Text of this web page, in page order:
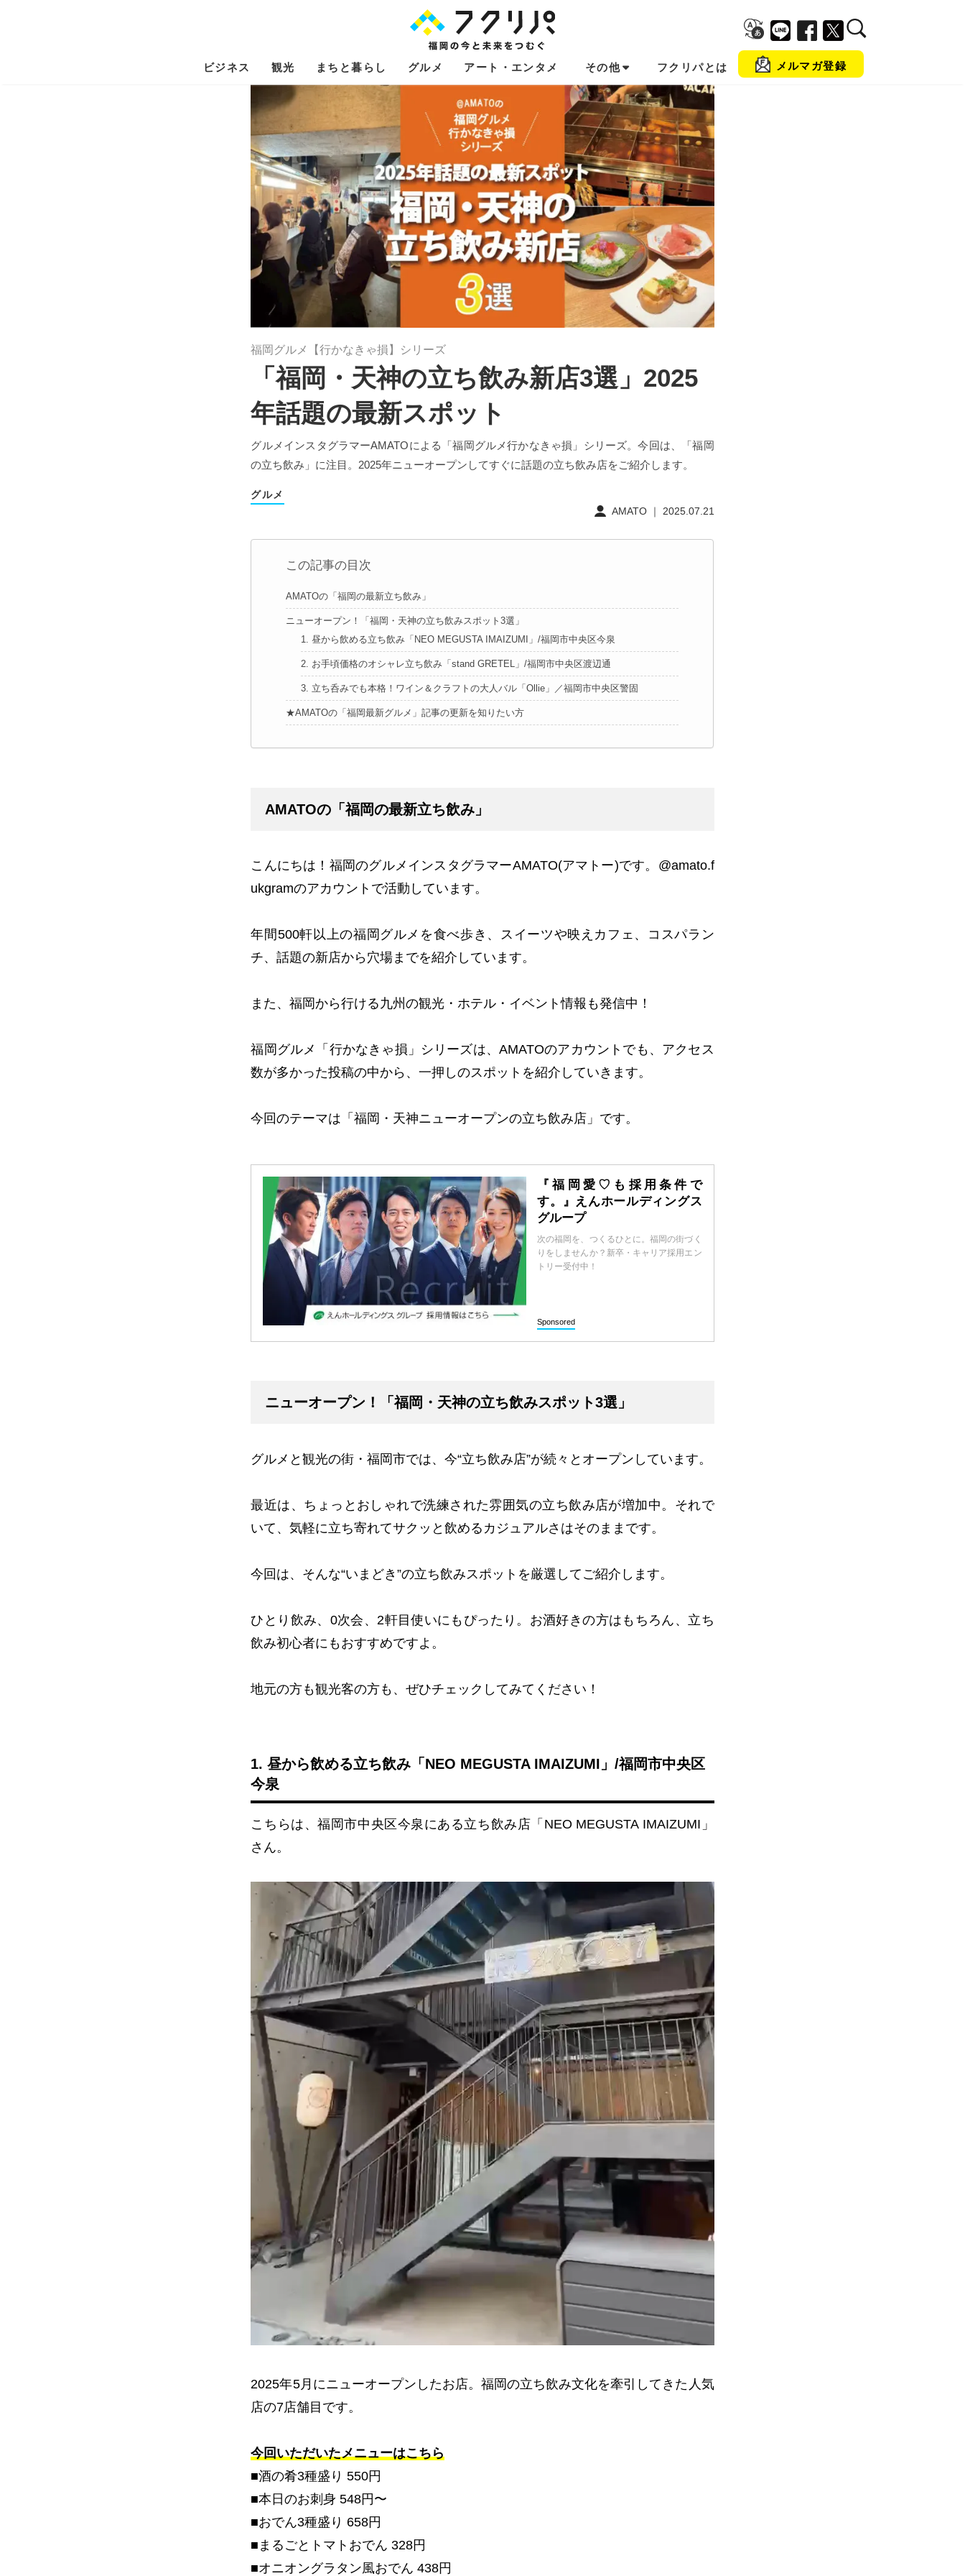
ビジネス 観光 まちと暮らし グルメ アート・エンタメ その他
これからのお金
福岡あるある
連載
不動産コラム
フクリパとは メルマガ登録
福岡グルメ【行かなきゃ損】シリーズ
「福岡・天神の立ち飲み新店3選」2025
年話題の最新スポット
グルメインスタグラマーAMATOによる「福岡グルメ行かなきゃ損」シリーズ。今回は、「福岡
の立ち飲み」に注目。2025年ニューオープンしてすぐに話題の立ち飲み店をご紹介します。
グルメ
AMATO ｜ 2025.07.21
この記事の目次
AMATOの「福岡の最新立ち飲み」
ニューオープン！「福岡・天神の立ち飲みスポット3選」
1. 昼から飲める立ち飲み「NEO MEGUSTA IMAIZUMI」/福岡市中央区今泉
2. お手頃価格のオシャレ立ち飲み「stand GRETEL」/福岡市中央区渡辺通
3. 立ち呑みでも本格！ワイン＆クラフトの大人バル「Ollie」／福岡市中央区警固
★AMATOの「福岡最新グルメ」記事の更新を知りたい方
AMATOの「福岡の最新立ち飲み」
こんにちは！福岡のグルメインスタグラマーAMATO(アマトー)です。 @amato.f
ukgramのアカウントで活動しています。
年間500軒以上の福岡グルメを食べ歩き、スイーツや映えカフェ、コスパラン
チ、話題の新店から穴場までを紹介しています。
また、福岡から行ける九州の観光・ホテル・イベント情報も発信中！
福岡グルメ「行かなきゃ損」シリーズは、AMATOのアカウントでも、アクセス
数が多かった投稿の中から、一押しのスポットを紹介していきます。
今回のテーマは「福岡・天神ニューオープンの立ち飲み店」です。
『福岡愛♡も採用条件で
す。』えんホールディングス
グループ
次の福岡を、つくるひとに。福岡の街づく
りをしませんか？新卒・キャリア採用エン
トリー受付中！
Sponsored
ニューオープン！「福岡・天神の立ち飲みスポット3選」
グルメと観光の街・福岡市では、今“立ち飲み店”が続々とオープンしています。
最近は、ちょっとおしゃれで洗練された雰囲気の立ち飲み店が増加中。それで
いて、気軽に立ち寄れてサクッと飲めるカジュアルさはそのままです。
今回は、そんな“いまどき”の立ち飲みスポットを厳選してご紹介します。
ひとり飲み、 0次会、 2軒目使いにもぴったり。お酒好きの方はもちろん、立ち
飲み初心者にもおすすめですよ。
地元の方も観光客の方も、ぜひチェックしてみてください！
1. 昼から飲める立ち飲み「NEO MEGUSTA IMAIZUMI」/福岡市中央区
今泉
こちらは、福岡市中央区今泉にある立ち飲み店「 NEO MEGUSTA IMAIZUMI 」
さん。
2025年5月にニューオープンしたお店。福岡の立ち飲み文化を牽引してきた人気
店の7店舗目です。
今回いただいたメニューはこちら
■酒の肴3種盛り 550円
■本日のお刺身 548円〜
■おでん3種盛り 658円
■まるごとトマトおでん 328円
■オニオングラタン風おでん 438円